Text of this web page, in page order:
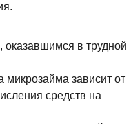
в трудной
микрозайма зависит от
средств на